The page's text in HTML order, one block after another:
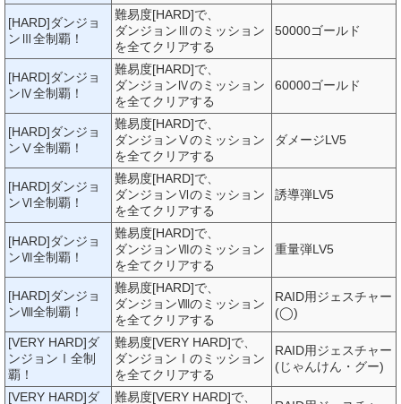
[HARD]ダンジョ
ンⅢ全制覇！
難易度[HARD]で、
ダンジョンⅢのミッション
を全てクリアする
50000ゴールド
[HARD]ダンジョ
ンⅣ全制覇！
難易度[HARD]で、
ダンジョンⅣのミッション
を全てクリアする
60000ゴールド
[HARD]ダンジョ
ンⅤ全制覇！
難易度[HARD]で、
ダンジョンⅤのミッション
を全てクリアする
ダメージLV5
[HARD]ダンジョ
ンⅥ全制覇！
難易度[HARD]で、
ダンジョンⅥのミッション
を全てクリアする
誘導弾LV5
[HARD]ダンジョ
ンⅦ全制覇！
難易度[HARD]で、
ダンジョンⅦのミッション
を全てクリアする
重量弾LV5
[HARD]ダンジョ
ンⅧ全制覇！
難易度[HARD]で、
ダンジョンⅧのミッション
を全てクリアする
RAID用ジェスチャー
(◯)
[VERY HARD]ダ
ンジョンⅠ全制
覇！
難易度[VERY HARD]で、
ダンジョンⅠのミッション
を全てクリアする
RAID用ジェスチャー
(じゃんけん・グー)
[VERY HARD]ダ
難易度[VERY HARD]で、